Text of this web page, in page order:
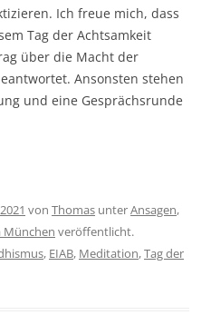
Ich freue mich, dass
Tag der Achtsamkeit
über die Macht der
Ansonsten stehen
und eine Gesprächsrunde
von Thomas unterAnsagen,
München veröffentlicht.
, EIAB, Meditation,Tag der